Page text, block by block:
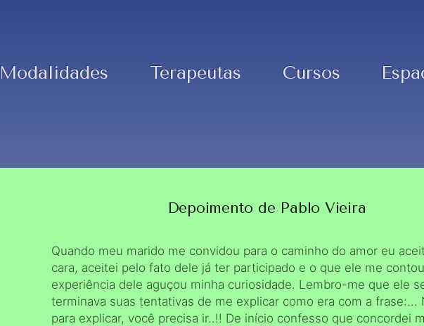
Modalidades Terapeutas Cursos
Depoimento de Pablo Vieira
Quando meu marido me convidou para o caminho do amor eu
cara, aceitei pelo fato dele já ter participado e o que ele me
experiência dele aguçou minha curiosidade. Lembro-me que ele
terminava suas tentativas de me explicar como era com a frase:...
para explicar, você precisa ir..!! De início confesso que concordei